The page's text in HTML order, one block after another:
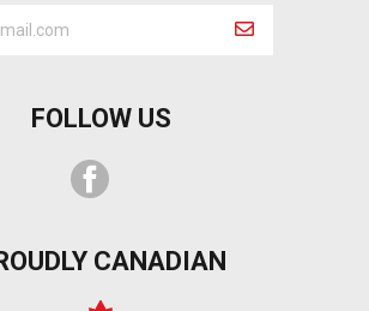
FOLLOW US
Facebook
CANADIAN